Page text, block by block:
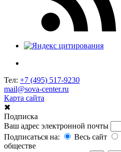
Тел: +7 (495) 517-9230
mail@sova-center.ru
Карта сайта
✖
Подписка
Ваш адрес электронной почты
Подписаться на:
Весь сайт
обществе